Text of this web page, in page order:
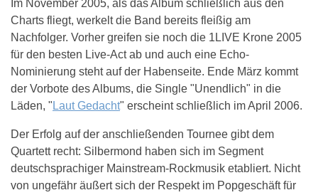
Im November 2005, als das Album schließlich aus den
Charts fliegt, werkelt die Band bereits fleißig am
Nachfolger. Vorher greifen sie noch die 1LIVE Krone 2005
für den besten Live-Act ab und auch eine Echo-
Nominierung steht auf der Habenseite. Ende März kommt
der Vorbote des Albums, die Single "Unendlich" in die
Läden, " Laut Gedacht" erscheint schließlich im April 2006.
Der Erfolg auf der anschließenden Tournee gibt dem
Quartett recht: Silbermond haben sich im Segment
deutschsprachiger Mainstream-Rockmusik etabliert. Nicht
von ungefähr äußert sich der Respekt im Popgeschäft für